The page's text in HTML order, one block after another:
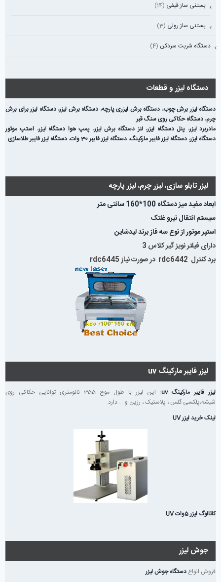
بستنی ساز قیفی (14)
بستنی ساز رولی (3)
دستگاه شربت سردکن (4)
دستگاه لیزر و قطعات
دستگاه لیزر برش چوب، دستگاه برش لیزری پارچه، دستگاه برش لیزر،دستگاه لیزر برای برش
چرم، دستگاه حکاکی روی سنگ قبر
مادربرد لیزر، پنل دستگاه لیزر،لنز دستگاه برش لیزر، پمپ هوا دستگاه لیزر، استپ موتور
دستگاه لیزر، دستگاه لیزر فایبر مارکینگ، دستگاه لیزر فایبر 30 وات ، دستگاه لیزر فایبر طلاسازی
لیزر تابلو سازی، لیزر چرم، لیزر پارچه
ابعاد مفید میز دستگاه 100*160 سانتی متر
سیستم انتقال نیرو غلتک
استپر موتور از نوع سه فاز برند لیدشاین
دارای فیلتر نویز گیر کلاس 3
برد کنترل rdc6442 در صورت نیاز rdc6445
لیزر فایبر مارکینگ uv
لیزر فایبر مارکینگ uv :
این لیزر با طول موج 355 نانومتری توانایی حکاکی روی
شیشه،پلکسی گلس ، پلاستیک ، رزین و … دارد.
لینک خرید لیزر UV
کاتالوگ لیزر 5وات UV
جوش لیزر
فروش انواع دستگاه جوش لیزر